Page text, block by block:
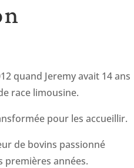
quand Jeremy avait 14 ans
race limousine.
pour les accueillir.
de bovins passionné
premières années.